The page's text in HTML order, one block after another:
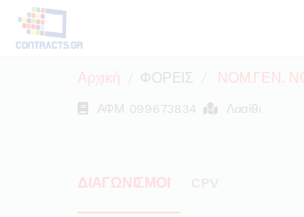
Αρχική ΦΟΡΕΙΣ ΝΟΜ.ΓΕΝ.
ΑΦΜ 099673834 Λασίθι
ΔΙΑΓΩΝΙΣΜΟΙ